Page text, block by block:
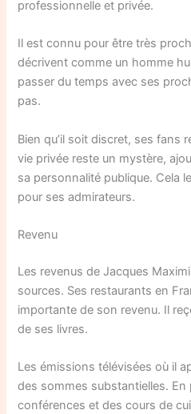
professionnelle et privée.
Il est connu pour être très
décrivent comme un homme
passer du temps avec ses
pas.
Bien qu’il soit discret, ses fans
vie privée reste un mystère,
sa personnalité publique. Cela
pour ses admirateurs.
Revenu
Les revenus de Jacques
sources. Ses restaurants en
importante de son revenu. Il
de ses livres.
Les émissions télévisées où il
des sommes substantielles.
conférences et des cours de